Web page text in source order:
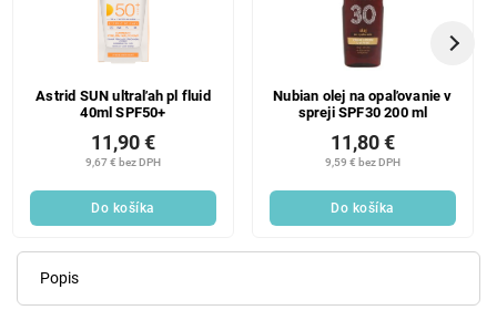
Astrid SUN ultraľah pl fluid
40ml SPF50+
9,67 € bez DPH
11,90 €
Do košíka
Nubian olej na opaľovanie v
spreji SPF30 200 ml
9,59 € bez DPH
11,80 €
Do košíka
Popis